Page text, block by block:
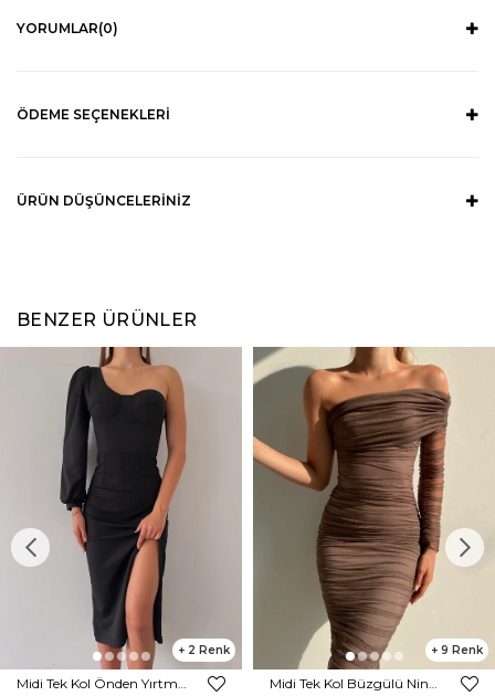
YORUMLAR(0)
ÖDEME SEÇENEKLERI
ÜRÜN DÜŞÜNCELERINIZ
BENZER ÜRÜNLER
2 9